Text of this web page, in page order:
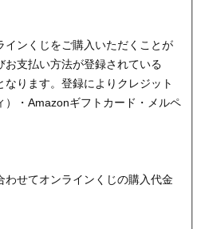
ンくじをご購入いただくことが
支払い方法が登録されている
ります。登録によりクレジット
）・Amazonギフトカード・メルペ
わせてオンラインくじの購入代金